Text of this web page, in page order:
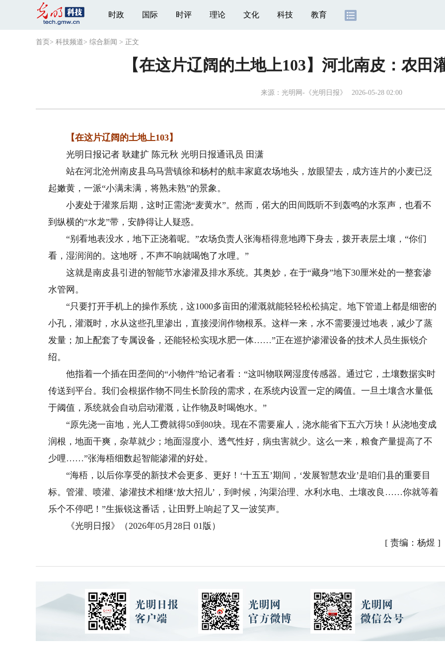
时政 国际 时评 理论 文化 科技 教育
首页 > 科技频道> 综合新闻 > 正文
【在这片辽阔的土地上103】河北南皮：农田
来源： 光明网-《光明日报》 2026-05-28 02:00
【在这片辽阔的土地上103】
光明日报记者 耿建扩 陈元秋 光明日报通讯员 田潇
站在河北沧州南皮县乌马营镇徐和杨村的航丰家庭农场地头，放眼望去，成方连片的小麦已泛
起嫩黄，一派“小满未满，将熟未熟”的景象。
小麦处于灌浆后期，这时正需浇“麦黄水”。然而，偌大的田间既听不到轰鸣的水泵声，也看不
到纵横的“水龙”带，安静得让人疑惑。
“别看地表没水，地下正浇着呢。”农场负责人张海梧得意地蹲下身去，拨开表层土壤，“你们
看，湿润润的。这地呀，不声不响就喝饱了水哩。”
这就是南皮县引进的智能节水渗灌及排水系统。其奥妙，在于“藏身”地下30厘米处的一整套渗
水管网。
“只要打开手机上的操作系统，这1000多亩田的灌溉就能轻轻松松搞定。地下管道上都是细密的
小孔，灌溉时，水从这些孔里渗出，直接浸润作物根系。这样一来，水不需要漫过地表，减少了蒸
发量；加上配套了专属设备，还能轻松实现水肥一体……”正在巡护渗灌设备的技术人员生振锐介
绍。
他指着一个插在田垄间的“小物件”给记者看：“这叫物联网湿度传感器。通过它，土壤数据实时
传送到平台。我们会根据作物不同生长阶段的需求，在系统内设置一定的阈值。一旦土壤含水量低
于阈值，系统就会自动启动灌溉，让作物及时喝饱水。”
“原先浇一亩地，光人工费就得50到80块。现在不需要雇人，浇水能省下五六万块！从浇地变成
润根，地面干爽，杂草就少；地面湿度小、透气性好，病虫害就少。这么一来，粮食产量提高了不
少哩……”张海梧细数起智能渗灌的好处。
“海梧，以后你享受的新技术会更多、更好！‘十五五’期间，‘发展智慧农业’是咱们县的重要目
标。管灌、喷灌、渗灌技术相继‘放大招儿’，到时候，沟渠治理、水利水电、土壤改良……你就等着
乐个不停吧！”生振锐这番话，让田野上响起了又一波笑声。
《光明日报》（2026年05月28日 01版）
[ 责编：杨煜 ]